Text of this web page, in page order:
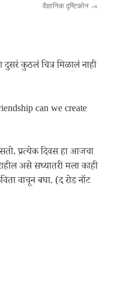
वैज्ञानिक दृष्टिकोन →
कुठलं चित्र मिळालं नाही
can we create
प्रत्येक दिवस हा आजचा
असे सध्यातरी मला काही
वाचून बघा. (द रोड नॉट